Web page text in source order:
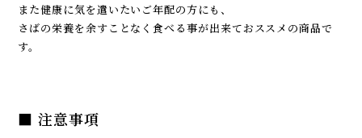
また健康に気を遣いたいご年配の方にも、
さばの栄養を余すことなく食べる事が出来ておススメの商品で
す。
■ 注意事項